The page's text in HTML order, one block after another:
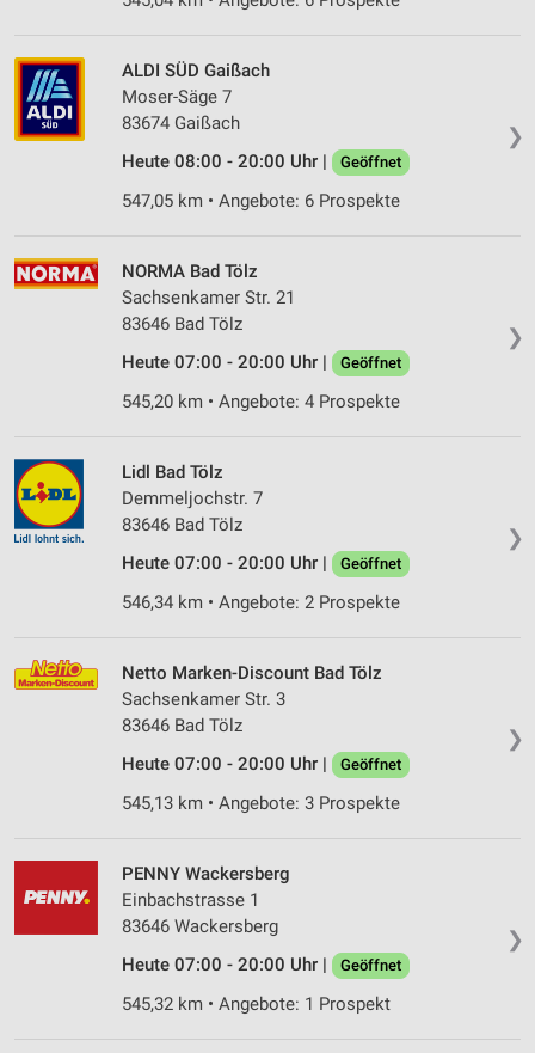
❯
ALDI SÜD Gaißach
Moser-Säge 7
83674 Gaißach
Heute 08:00 - 20:00 Uhr |
Geöffnet
547,05 km • Angebote: 6 Prospekte
❯
NORMA Bad Tölz
Sachsenkamer Str. 21
83646 Bad Tölz
Heute 07:00 - 20:00 Uhr |
Geöffnet
545,20 km • Angebote: 4 Prospekte
❯
Lidl Bad Tölz
Demmeljochstr. 7
83646 Bad Tölz
Heute 07:00 - 20:00 Uhr |
Geöffnet
546,34 km • Angebote: 2 Prospekte
❯
Netto Marken-Discount Bad Tölz
Sachsenkamer Str. 3
83646 Bad Tölz
Heute 07:00 - 20:00 Uhr |
Geöffnet
545,13 km • Angebote: 3 Prospekte
❯
PENNY Wackersberg
Einbachstrasse 1
83646 Wackersberg
Heute 07:00 - 20:00 Uhr |
Geöffnet
545,32 km • Angebote: 1 Prospekt